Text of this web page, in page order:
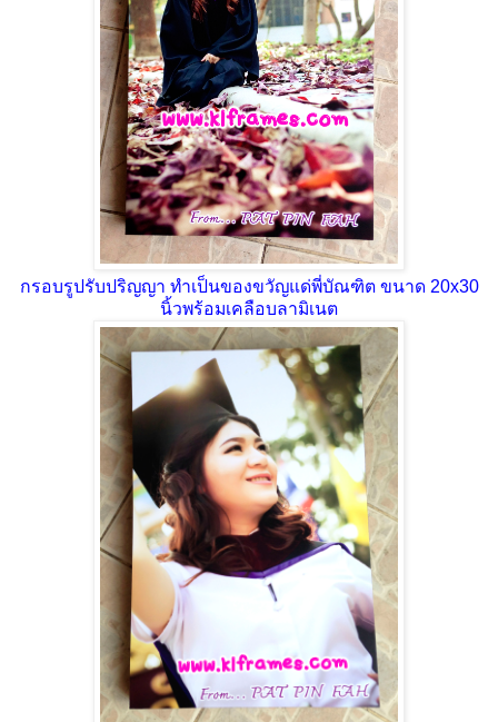
กรอบรูปรับปริญญา ทำเป็นของขวัญแด่พี่บัณฑิต ขนาด 20x30
นิ้วพร้อมเคลือบลามิเนต